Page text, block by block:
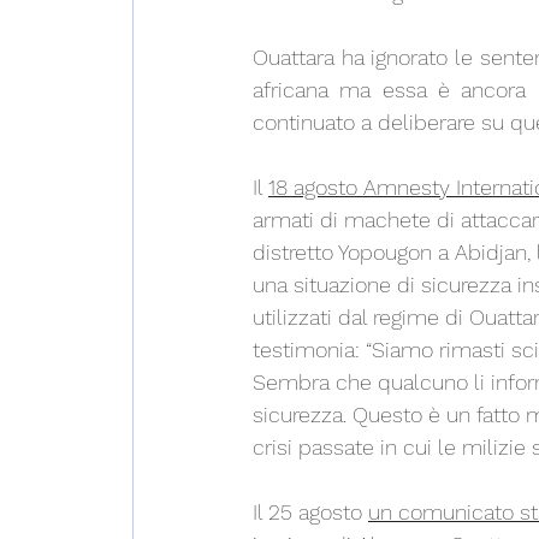
Ouattara ha ignorato le
africana ma essa è
continuato a deliberare su
Il 18 agosto Amnesty
armati di machete di
distretto Yopougon a
una situazione di sicurezza
utilizzati dal regime di
testimonia: “Siamo rimasti
Sembra che qualcuno li
sicurezza. Questo è un fatto
crisi passate in cui le milizie
Il 25 agosto un comunicato